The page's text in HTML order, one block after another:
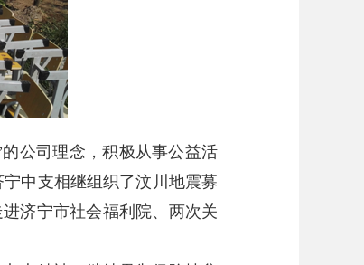
公司理念，积极从事公益活
中支相继组织了汶川地震募
济宁市社会福利院、两次关